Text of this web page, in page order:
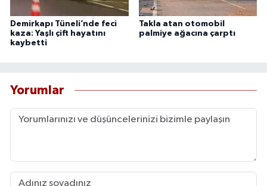
Demirkapı Tüneli’nde feci
kaza: Yaşlı çift hayatını
kaybetti
Takla atan otomobil
palmiye ağacına çarptı
Yorumlar